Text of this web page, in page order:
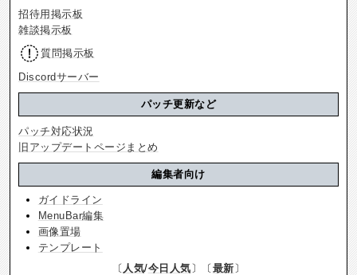
招待用掲示板
雑談掲示板
質問掲示板
Discordサーバー
パッチ更新など
パッチ対応状況
旧アップデートページまとめ
編集者向け
ガイドライン
MenuBar編集
画像置場
テンプレート
〔 人気/今日人気 〕〔 最新 〕